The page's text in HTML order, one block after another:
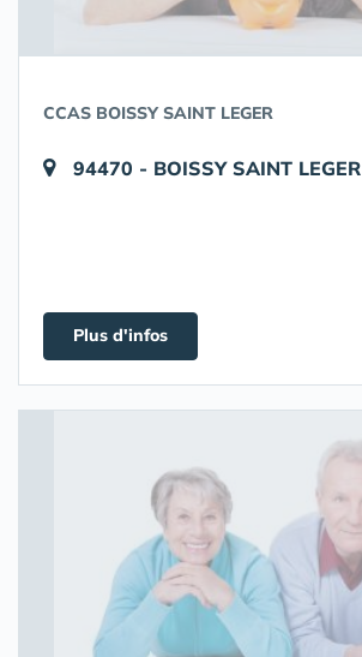
CCAS BOISSY SAINT LEGER
94470 - BOISSY SAINT LEGER
Plus d'infos